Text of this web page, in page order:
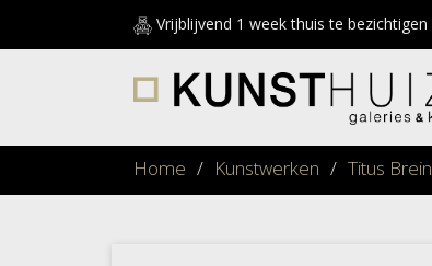
Vrijblijvend 1 week thuis te bezichtigen
Home / Kunstwerken / Titus Brein